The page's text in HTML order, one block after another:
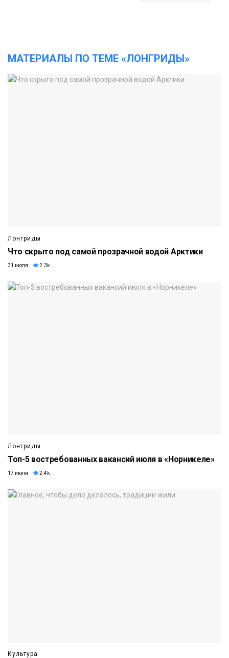
МАТЕРИАЛЫ ПО ТЕМЕ «ЛОНГРИДЫ»
Лонгриды
Что скрыто под самой прозрачной водой Арктики
31 июля 2.3k
Лонгриды
Топ-5 востребованных вакансий июля в «Норникеле»
17 июля 2.4k
Культура